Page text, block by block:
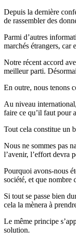
Depuis la dernière
de rassembler des
Parmi d’autres
marchés étrangers, car
Notre récent accord
meilleur parti.
En outre, nous tenons
Au niveau
faire ce qu’il faut pour
Tout cela constitue un
Nous ne sommes pas
l’avenir, l’effort devra
Pourquoi avons-nous
société, et que nombre
Si tout se passe bien
cela la mènera à
Le même principe
solution.